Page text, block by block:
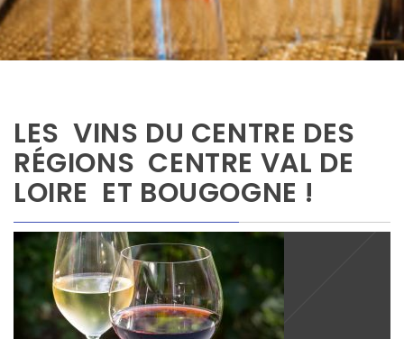
LES VINS DU CENTRE DES
RÉGIONS CENTRE VAL DE
LOIRE ET BOUGOGNE !